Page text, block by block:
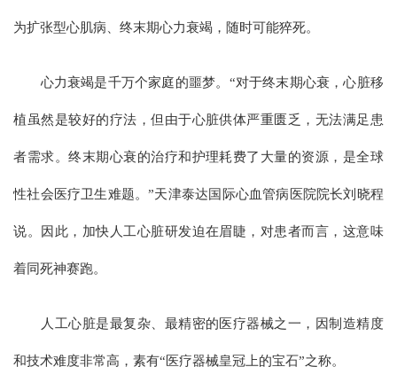
为扩张型心肌病、终末期心力衰竭，随时可能猝死。
心力衰竭是千万个家庭的噩梦。“对于终末期心衰，心脏移
植虽然是较好的疗法，但由于心脏供体严重匮乏，无法满足患
者需求。终末期心衰的治疗和护理耗费了大量的资源，是全球
性社会医疗卫生难题。”天津泰达国际心血管病医院院长刘晓程
说。因此，加快人工心脏研发迫在眉睫，对患者而言，这意味
着同死神赛跑。
人工心脏是最复杂、最精密的医疗器械之一，因制造精度
和技术难度非常高，素有“医疗器械皇冠上的宝石”之称。